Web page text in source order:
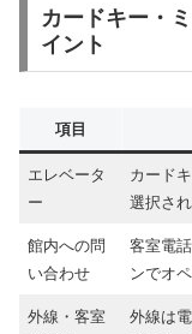
カードキー・
イント
項目
エレベータ
ー
カード
選択さ
館内への問
い合わせ
客室電
ンでオ
外線・客室
外線は